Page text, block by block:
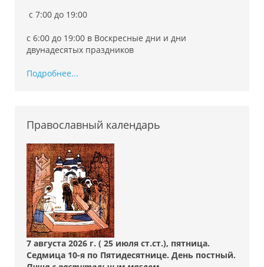
c 7:00 до 19:00
с 6:00 до 19:00 в Воскресные дни и дни
двунадесятых праздников
Подробнее...
Православный календарь
7 августа 2026 г. ( 25 июля ст.ст.), пятница.
Седмица 10-я по Пятидесятнице. День постный.